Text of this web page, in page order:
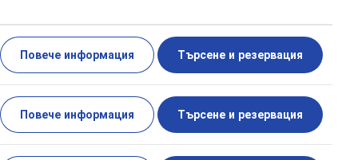
Повече информация Търсене и резервация
Повече информация Търсене и резервация